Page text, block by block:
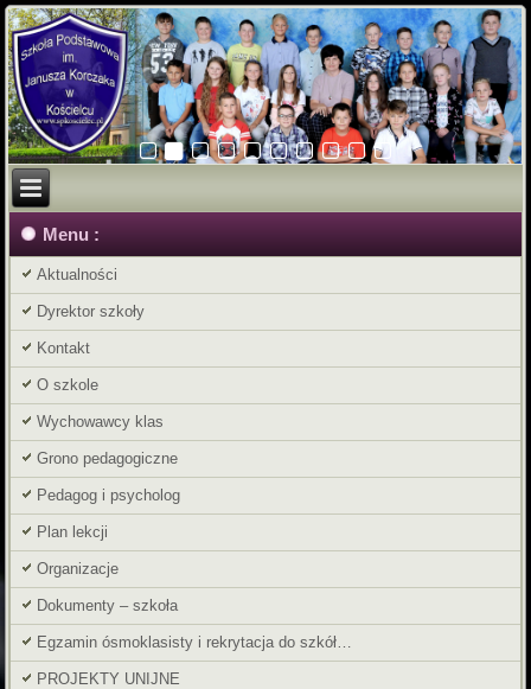
Menu :
Aktualności
Dyrektor szkoły
Kontakt
O szkole
Wychowawcy klas
Grono pedagogiczne
Pedagog i psycholog
Plan lekcji
Organizacje
Dokumenty – szkoła
Egzamin ósmoklasisty i rekrytacja do szkół…
PROJEKTY UNIJNE